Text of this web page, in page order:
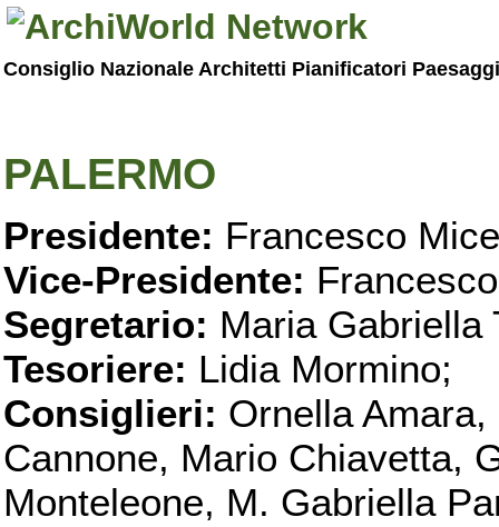
Consiglio Nazionale Architetti Pianificatori
PALERMO
Presidente: Francesco
Vice-Presidente:
Segretario: Maria Gabriella
Tesoriere: Lidia Mormino;
Consiglieri: Ornella
Cannone, Mario Chiavetta,
Monteleone, M. Gabriella